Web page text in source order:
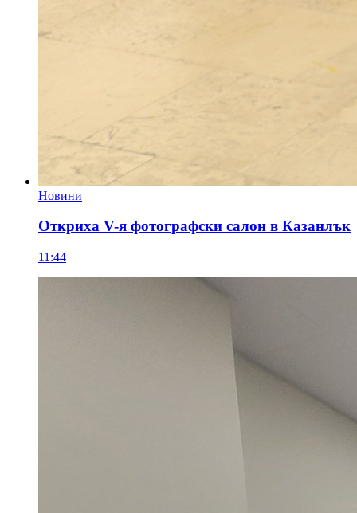
Новини
Откриха V-я фотографски салон в Казанлък
11:44